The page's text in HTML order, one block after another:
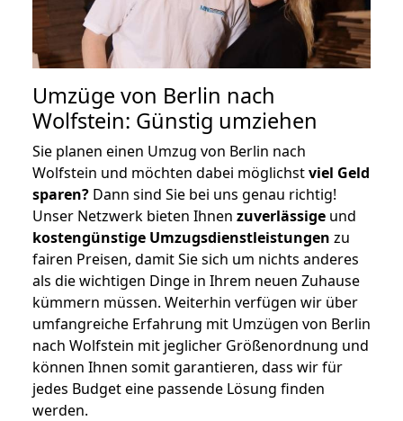
Umzüge von Berlin nach
Wolfstein: Günstig umziehen
Sie planen einen Umzug von Berlin nach
Wolfstein und möchten dabei möglichstviel Geld
sparen? Dann sind Sie bei uns genau richtig!
Unser Netzwerk bieten Ihnen zuverlässige und
kostengünstige Umzugsdienstleistungen zu
fairen Preisen, damit Sie sich um nichts anderes
als die wichtigen Dinge in Ihrem neuen Zuhause
kümmern müssen. Weiterhin verfügen wir über
umfangreiche Erfahrung mit Umzügen von Berlin
nach Wolfstein mit jeglicher Größenordnung und
können Ihnen somit garantieren, dass wir für
jedes Budget eine passende Lösung finden
werden.